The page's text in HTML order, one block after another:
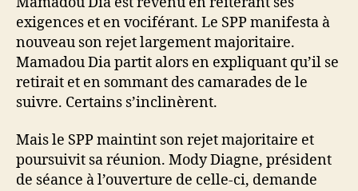
exigences et en vociférant. Le SPP manifesta à
nouveau son rejet largement majoritaire.
Mamadou Dia partit alors en expliquant qu’il se
retirait et en sommant des camarades de le
suivre. Certains s’inclinèrent.
Mais le SPP maintint son rejet majoritaire et
poursuivit sa réunion. Mody Diagne, président
de séance à l’ouverture de celle-ci, demande